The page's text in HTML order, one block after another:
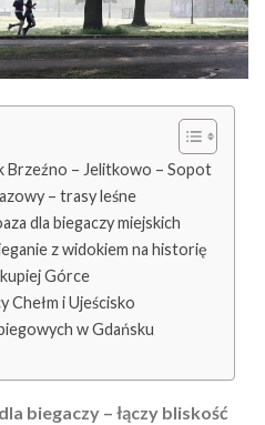
Brzeźno – Jelitkowo – Sopot
– trasy leśne
dla biegaczy miejskich
z widokiem na historię
Górce
Chełm i Ujeścisko
w Gdańsku
biegaczy – łączy bliskość